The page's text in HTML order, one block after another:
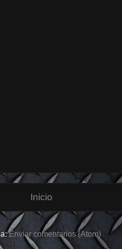
Inicio
a:Enviar comentarios (Atom)